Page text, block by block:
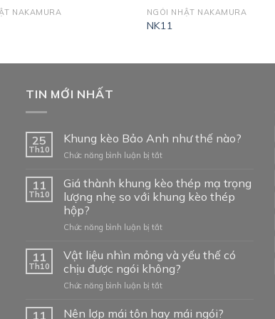
NAKAMURA NGÓI NHẬT NAKAMURA
NK11
TIN MỚI NHẤT
25
Th10
Khung kèo Bảo Anh như thế nào?
Chức năng bình luận bị tắtở
kèo
Bảo
Anh
thế
11
Th10
Giá thành khung kèo thép mạ trọng
lượng nhẹ so với khung kèo thép
hộp?
Chức năng bình luận bị tắtở
thành
khung
kèo
thép
trọng
11
Th10
Vật liệu nhìn mỏng và yếu thế có
chịu được ngói không?
Chức năng bình luận bị tắtở
11 Nên lợp mái tôn hay mái ngói?